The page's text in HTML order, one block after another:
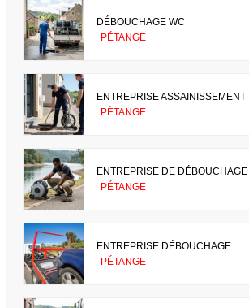
DÉBOUCHAGE WC
PÉTANGE
ENTREPRISE ASSAINISSEMENT
PÉTANGE
ENTREPRISE DE DÉBOUCHAGE
PÉTANGE
ENTREPRISE DÉBOUCHAGE
PÉTANGE